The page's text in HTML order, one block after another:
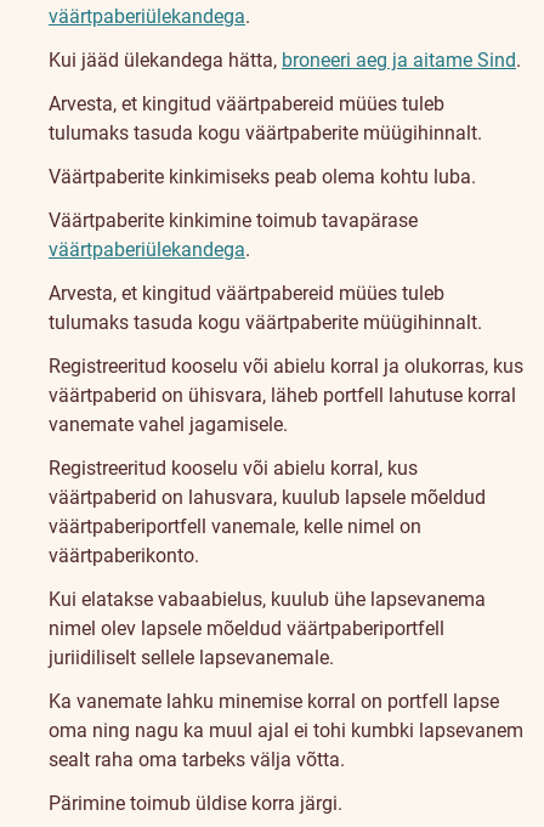
väärtpaberiülekandega.
Kui jääd ülekandega hätta, broneeri aeg ja aitame Sind.
Arvesta, et kingitud väärtpabereid müües tuleb
tulumaks tasuda kogu väärtpaberite müügihinnalt.
Väärtpaberite kinkimiseks peab olema kohtu luba.
Väärtpaberite kinkimine toimub tavapärase
väärtpaberiülekandega.
Arvesta, et kingitud väärtpabereid müües tuleb
tulumaks tasuda kogu väärtpaberite müügihinnalt.
Registreeritud kooselu või abielu korral ja olukorras, kus
väärtpaberid on ühisvara, läheb portfell lahutuse korral
vanemate vahel jagamisele.
Registreeritud kooselu või abielu korral, kus
väärtpaberid on lahusvara, kuulub lapsele mõeldud
väärtpaberiportfell vanemale, kelle nimel on
väärtpaberikonto.
Kui elatakse vabaabielus, kuulub ühe lapsevanema
nimel olev lapsele mõeldud väärtpaberiportfell
juriidiliselt sellele lapsevanemale.
Ka vanemate lahku minemise korral on portfell lapse
oma ning nagu ka muul ajal ei tohi kumbki lapsevanem
sealt raha oma tarbeks välja võtta.
Pärimine toimub üldise korra järgi.